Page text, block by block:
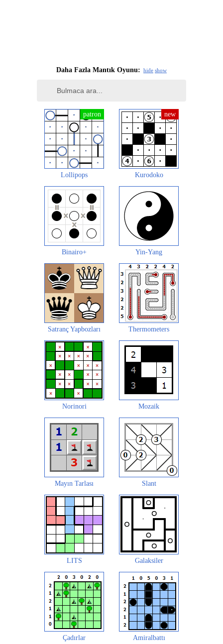
Daha Fazla Mantık Oyunu: hide show
Lollipops Kurodoko
Binairo+ Yin-Yang
Satranç Yapbozları Thermometers
Norinori Mozaik
Mayın Tarlası Slant
LITS Galaksiler
Çadırlar Amiralbattı